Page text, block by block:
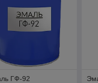
ГФ-92